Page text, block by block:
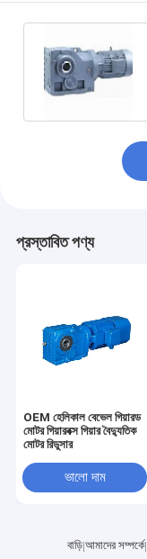
প্রস্তাবিত পণ্য
OEM হেলিকাল বেভেল গিয়ারড
মোটর গিয়ারবক্স গিয়ার বৈদ্যুতিক
মোটর রিডুসার
ভালো দাম
বাড়ি আমাদের সম্পর্কে